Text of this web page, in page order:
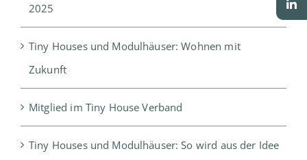
2025
Tiny Houses und Modulhäuser: Wohnen mit
Zukunft
Mitglied im Tiny House Verband
Tiny Houses und Modulhäuser: So wird aus der Idee